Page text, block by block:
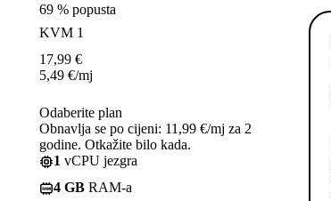
69 % popusta
KVM 1
17,99 €
5,49 €/mj
Odaberite plan
Obnavlja se po cijeni: 11,99 €/mj za 2
godine. Otkažite bilo kada.
1 vCPU jezgra
4 GB RAM-a